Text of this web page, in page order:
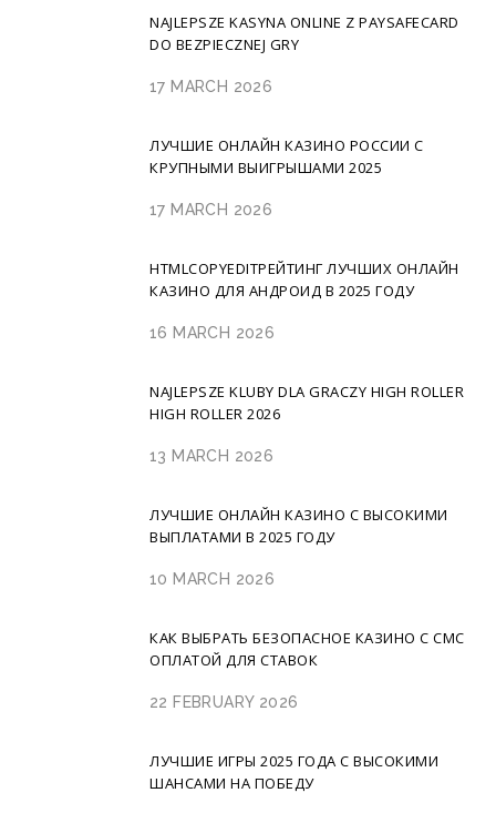
NAJLEPSZE KASYNA ONLINE Z PAYSAFECARD
DO BEZPIECZNEJ GRY
17 MARCH 2026
ЛУЧШИЕ ОНЛАЙН КАЗИНО РОССИИ С
КРУПНЫМИ ВЫИГРЫШАМИ 2025
17 MARCH 2026
HTMLCOPYEDITРЕЙТИНГ ЛУЧШИХ ОНЛАЙН
КАЗИНО ДЛЯ АНДРОИД В 2025 ГОДУ
16 MARCH 2026
NAJLEPSZE KLUBY DLA GRACZY HIGH ROLLER
HIGH ROLLER 2026
13 MARCH 2026
ЛУЧШИЕ ОНЛАЙН КАЗИНО С ВЫСОКИМИ
ВЫПЛАТАМИ В 2025 ГОДУ
10 MARCH 2026
КАК ВЫБРАТЬ БЕЗОПАСНОЕ КАЗИНО С СМС
ОПЛАТОЙ ДЛЯ СТАВОК
22 FEBRUARY 2026
ЛУЧШИЕ ИГРЫ 2025 ГОДА С ВЫСОКИМИ
ШАНСАМИ НА ПОБЕДУ